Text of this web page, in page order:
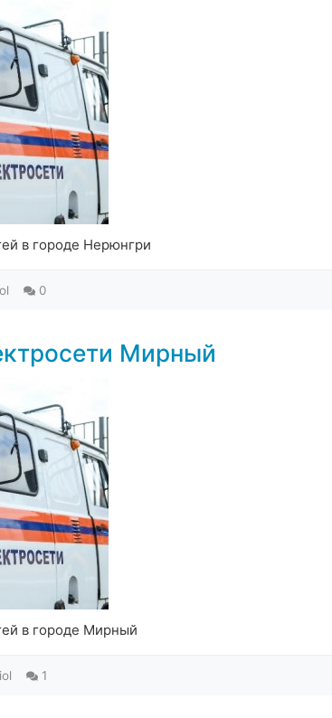
в городе Нерюнгри
0
Мирный
в городе Мирный
1